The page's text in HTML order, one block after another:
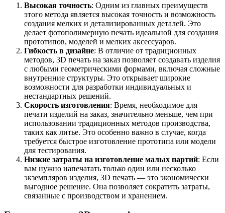
Высокая точность: Одним из главных преимуществ
этого метода является высокая точность и возможность
создания мелких и детализированных деталей. Это
делает фотополимерную печать идеальной для создания
прототипов, моделей и мелких аксессуаров.
Гибкость в дизайне: В отличие от традиционных
методов, 3D печать на заказ позволяет создавать изделия
с любыми геометрическими формами, включая сложные
внутренние структуры. Это открывает широкие
возможности для разработки индивидуальных и
нестандартных решений.
Скорость изготовления: Время, необходимое для
печати изделий на заказ, значительно меньше, чем при
использовании традиционных методов производства,
таких как литье. Это особенно важно в случае, когда
требуется быстрое изготовление прототипа или модели
для тестирования.
Низкие затраты на изготовление малых партий: Если
вам нужно напечатать только один или несколько
экземпляров изделия, 3D печать — это экономически
выгодное решение. Она позволяет сократить затраты,
связанные с производством и хранением.